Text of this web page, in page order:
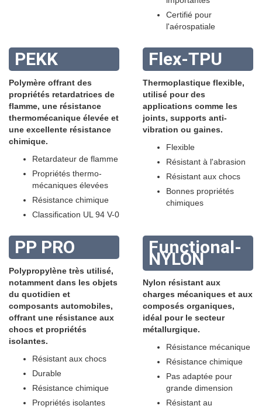
Certifié pour
l'aérospatiale
PEKK
Polymère offrant des
propriétés retardatrices de
flamme, une résistance
thermomécanique élevée et
une excellente résistance
chimique.
Retardateur de flamme
Propriétés thermo-
mécaniques élevées
Résistance chimique
Classification UL 94 V-0
Flex-TPU
Thermoplastique flexible,
utilisé pour des
applications comme les
joints, supports anti-
vibration ou gaines.
Flexible
Résistant à l'abrasion
Résistant aux chocs
Bonnes propriétés
chimiques
PP PRO
Polypropylène très utilisé,
notamment dans les objets
du quotidien et
composants automobiles,
offrant une résistance aux
chocs et propriétés
isolantes.
Résistant aux chocs
Durable
Résistance chimique
Propriétés isolantes
Functional-
NYLON
Nylon résistant aux
charges mécaniques et aux
composés organiques,
idéal pour le secteur
métallurgique.
Résistance mécanique
Résistance chimique
Pas adaptée pour
grande dimension
Résistant au